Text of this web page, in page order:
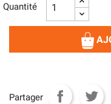
Quantité
Partager